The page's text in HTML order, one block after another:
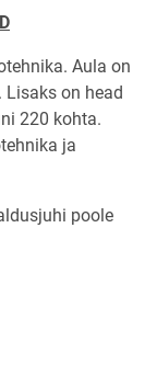
Aula on
on head
220 kohta.
ja
poole